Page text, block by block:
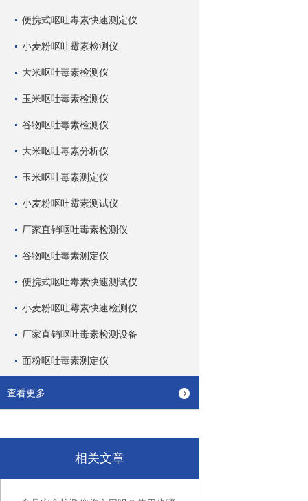
便携式呕吐毒素快速测定仪
小麦粉呕吐霉素检测仪
大米呕吐毒素检测仪
玉米呕吐毒素检测仪
谷物呕吐毒素检测仪
大米呕吐毒素分析仪
玉米呕吐毒素测定仪
小麦粉呕吐霉素测试仪
厂家直销呕吐毒素检测仪
谷物呕吐毒素测定仪
便携式呕吐毒素快速测试仪
小麦粉呕吐霉素快速检测仪
厂家直销呕吐毒素检测设备
面粉呕吐毒素测定仪
查看更多
相关文章